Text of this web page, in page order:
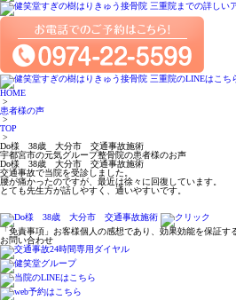
HOME
>
患者様の声
>
TOP
>
Do様 38歳 大分市 交通事故施術
宇都宮市の元気グループ整骨院の患者様のお声
Do様 38歳 大分市 交通事故施術
交通事故で当院を受診しました。
腰が痛かったのですが、最近は徐々に回復しています。
とても先生方が話しやすく、通いやすいです。
「免責事項」お客様個人の感想であり、効果効能を保証す
お問い合わせ